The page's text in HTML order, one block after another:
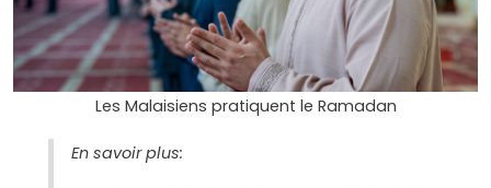
Les Malaisiens pratiquent le Ramadan
En savoir plus: